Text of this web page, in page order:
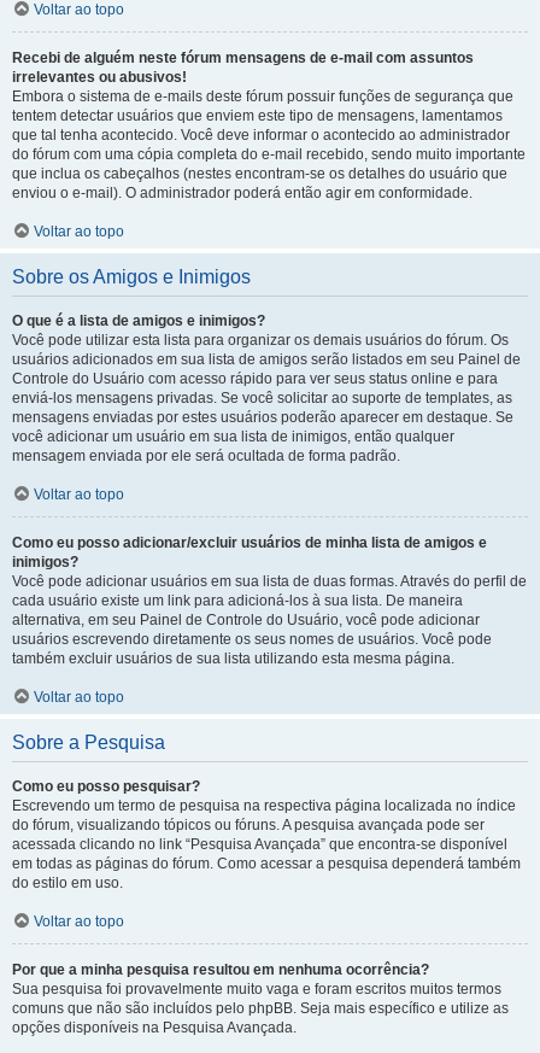
Voltar ao topo
Recebi de alguém neste fórum mensagens de e-mail com assuntos
irrelevantes ou abusivos!
Embora o sistema de e-mails deste fórum possuir funções de segurança que
tentem detectar usuários que enviem este tipo de mensagens, lamentamos
que tal tenha acontecido. Você deve informar o acontecido ao administrador
do fórum com uma cópia completa do e-mail recebido, sendo muito importante
que inclua os cabeçalhos (nestes encontram-se os detalhes do usuário que
enviou o e-mail). O administrador poderá então agir em conformidade.
Voltar ao topo
Sobre os Amigos e Inimigos
O que é a lista de amigos e inimigos?
Você pode utilizar esta lista para organizar os demais usuários do fórum. Os
usuários adicionados em sua lista de amigos serão listados em seu Painel de
Controle do Usuário com acesso rápido para ver seus status online e para
enviá-los mensagens privadas. Se você solicitar ao suporte de templates, as
mensagens enviadas por estes usuários poderão aparecer em destaque. Se
você adicionar um usuário em sua lista de inimigos, então qualquer
mensagem enviada por ele será ocultada de forma padrão.
Voltar ao topo
Como eu posso adicionar/excluir usuários de minha lista de amigos e
inimigos?
Você pode adicionar usuários em sua lista de duas formas. Através do perfil de
cada usuário existe um link para adicioná-los à sua lista. De maneira
alternativa, em seu Painel de Controle do Usuário, você pode adicionar
usuários escrevendo diretamente os seus nomes de usuários. Você pode
também excluir usuários de sua lista utilizando esta mesma página.
Voltar ao topo
Sobre a Pesquisa
Como eu posso pesquisar?
Escrevendo um termo de pesquisa na respectiva página localizada no índice
do fórum, visualizando tópicos ou fóruns. A pesquisa avançada pode ser
acessada clicando no link “Pesquisa Avançada” que encontra-se disponível
em todas as páginas do fórum. Como acessar a pesquisa dependerá também
do estilo em uso.
Voltar ao topo
Por que a minha pesquisa resultou em nenhuma ocorrência?
Sua pesquisa foi provavelmente muito vaga e foram escritos muitos termos
comuns que não são incluídos pelo phpBB. Seja mais específico e utilize as
opções disponíveis na Pesquisa Avançada.